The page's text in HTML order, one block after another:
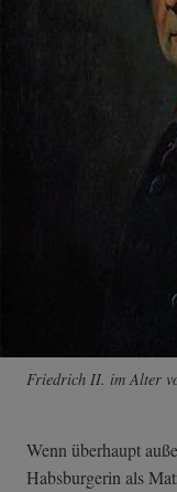
Friedrich II. im Alter
Wenn überhaupt
Habsburgerin als